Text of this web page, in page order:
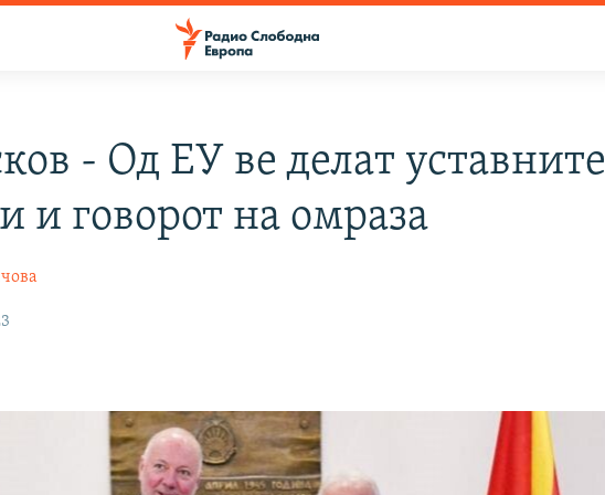
- Од ЕУ ве делат уставните
и говорот на омраза